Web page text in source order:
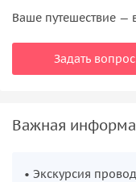
Ваше путешествие —
Задать вопрос
Важная
• Экскурсия